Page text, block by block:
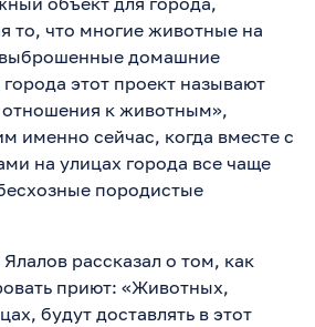
то, что многие животные на
домашние
этот проект называют
отношения к животным»,
именно сейчас, когда вместе с
на улицах города все чаще
породистые
рассказал о том, как
приют: «Животных,
будут доставлять в этот